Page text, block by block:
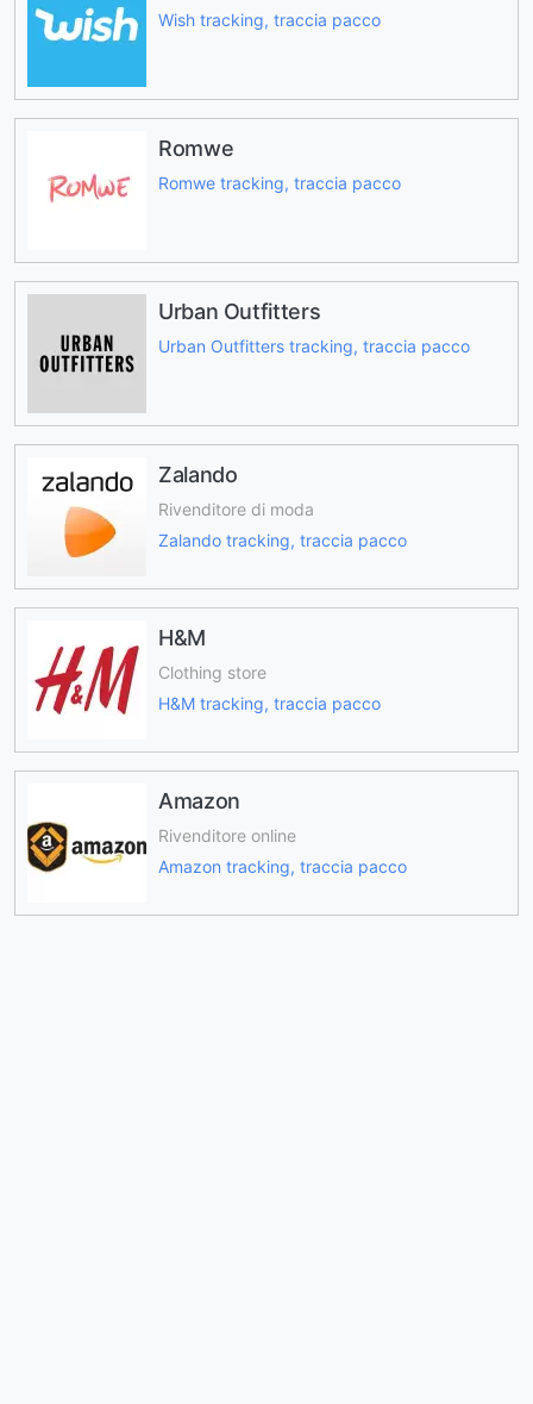
Wish tracking, traccia pacco
Romwe
Romwe tracking, traccia pacco
Urban Outfitters
Urban Outfitters tracking, traccia pacco
Zalando
Rivenditore di moda
Zalando tracking, traccia pacco
H&M
Clothing store
H&M tracking, traccia pacco
Amazon
Rivenditore online
Amazon tracking, traccia pacco